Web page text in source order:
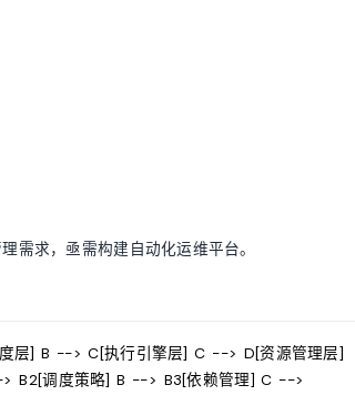
需求，亟需构建自动化运维平台。
层] B --> C[执行引擎层] C --> D[资源管理层]
B2[调度策略] B --> B3[依赖管理] C -->